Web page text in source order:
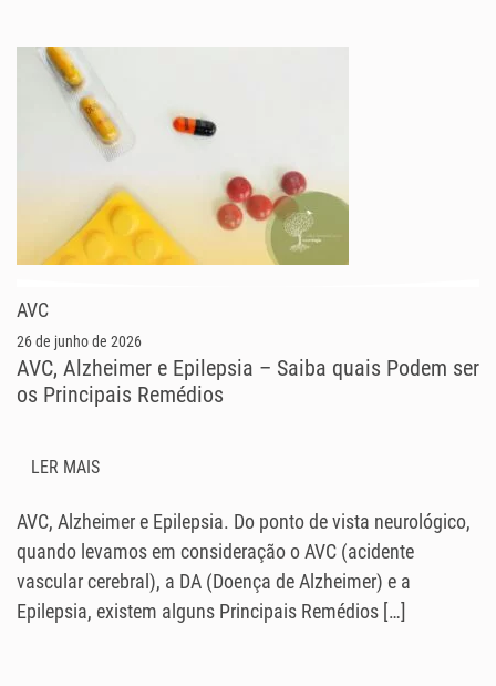
AVC
26 de junho de 2026
AVC, Alzheimer e Epilepsia – Saiba quais Podem ser
os Principais Remédios
LER MAIS
AVC, Alzheimer e Epilepsia. Do ponto de vista neurológico,
quando levamos em consideração o AVC (acidente
vascular cerebral), a DA (Doença de Alzheimer) e a
Epilepsia, existem alguns Principais Remédios […]